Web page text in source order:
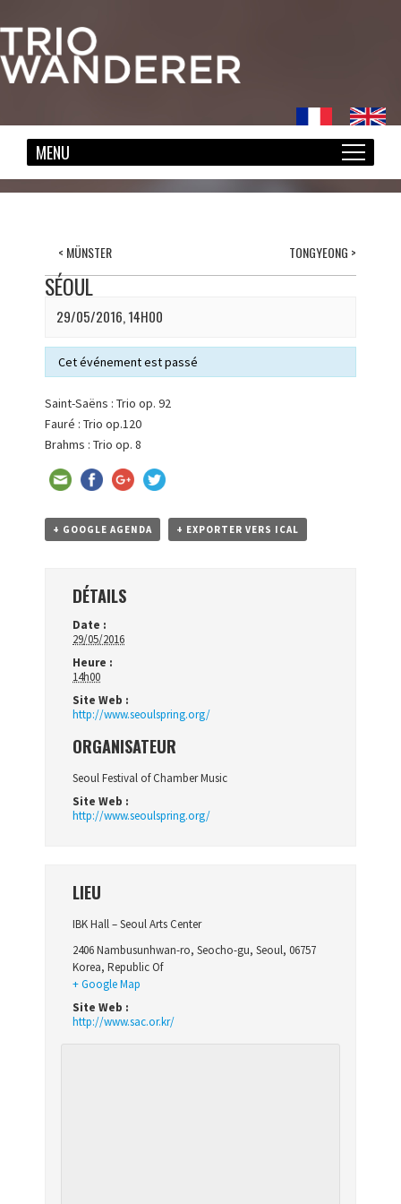
< MÜNSTER TONGYEONG >
SÉOUL
29/05/2016, 14H00
Cet événement est passé
Saint-Saëns : Trio op. 92
Fauré : Trio op.120
Brahms : Trio op. 8
+ GOOGLE AGENDA + EXPORTER VERS ICAL
DÉTAILS
Date :
29/05/2016
Heure :
14h00
Site Web :
http://www.seoulspring.org/
ORGANISATEUR
Seoul Festival of Chamber Music
Site Web :
http://www.seoulspring.org/
LIEU
IBK Hall – Seoul Arts Center
2406 Nambusunhwan-ro, Seocho-gu, Seoul, 06757
Korea, Republic Of
+ Google Map
Site Web :
http://www.sac.or.kr/